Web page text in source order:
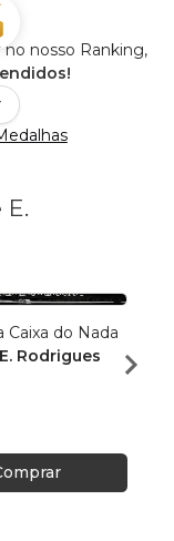
no nosso Ranking,
Caixa do Nada
Rodrigues
R$